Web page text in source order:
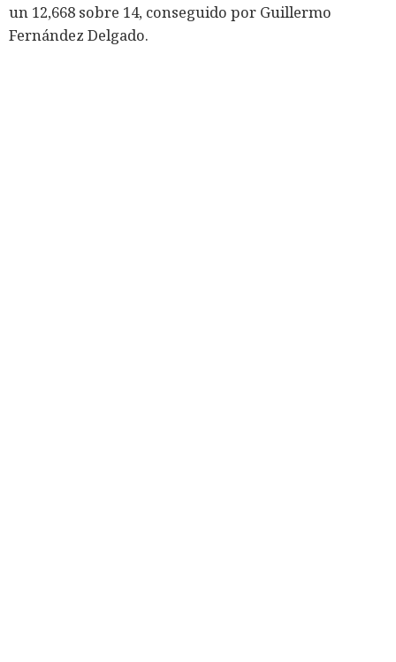
un 12,668 sobre 14, conseguido por Guillermo
Fernández Delgado.